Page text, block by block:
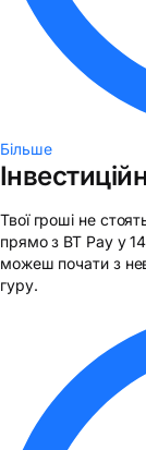
Більше
Твої гроші не
прямо з BT Pay у
можеш почати з
гуру.